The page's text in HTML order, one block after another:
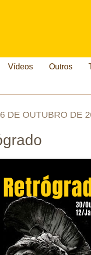
Vídeos Outros
DE OUTUBRO DE